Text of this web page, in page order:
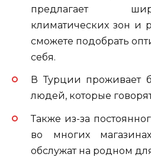
предлагает
климатических зон и
сможете подобрать
себя.
В Турции проживает
людей, которые
Также из-за
во многих
обслужат на родном